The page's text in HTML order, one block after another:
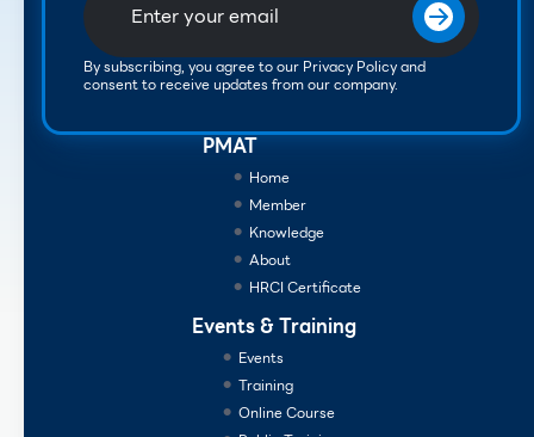
By subscribing, you agree to our Privacy Policy and
consent to receive updates from our company.
PMAT
Home
Member
Knowledge
About
HRCI Certificate
Events & Training
Events
Training
Online Course